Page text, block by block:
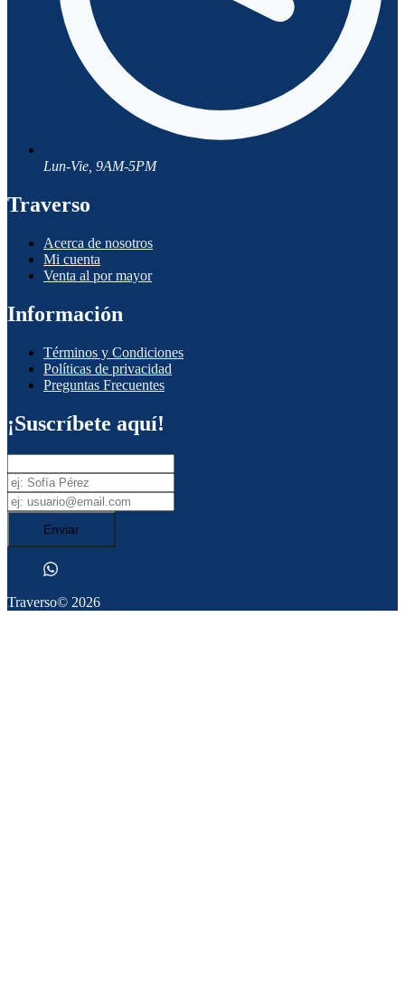
Lun-Vie, 9AM-5PM
Traverso
Acerca de nosotros
Mi cuenta
Venta al por mayor
Información
Términos y Condiciones
Políticas de privacidad
Preguntas Frecuentes
¡Suscríbete aquí!
Enviar
Traverso© 2026